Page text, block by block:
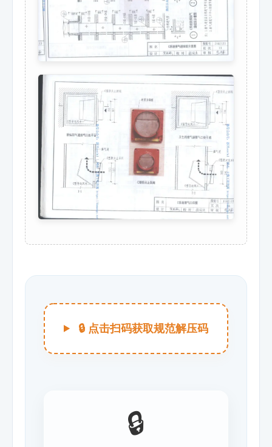
🔒 点击扫码获取规范解压码
🔒